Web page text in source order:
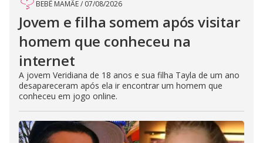
BEBÊ MAMÃE/ 07/08/2026
Jovem e filha somem após visitar
homem que conheceu na
internet
A jovem Veridiana de 18 anos e sua filha Tayla de um ano
desapareceram após ela ir encontrar um homem que
conheceu em jogo online.